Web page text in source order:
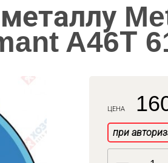
A46Т
ЦЕНА
при